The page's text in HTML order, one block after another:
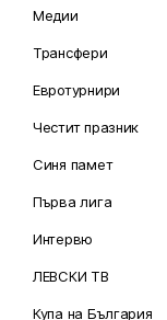
Медии
Трансфери
Евротурнири
Честит празник
Синя памет
Първа лига
Интервю
ЛЕВСКИ ТВ
Купа на България